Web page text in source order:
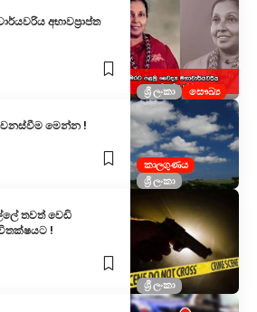
ශ්‍රී ලංකා සෞඛ්‍ය
අභාවප්‍රාප්ත
කාලගුණය
ශ්‍රී ලංකා
මෙන්න !
ශ්‍රී ලංකා
තවත් වෙඩි
!